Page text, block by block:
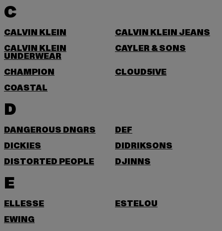
C
CALVIN KLEIN
CALVIN KLEIN JEANS
CALVIN KLEIN
UNDERWEAR
CAYLER & SONS
CHAMPION
CLOUD5IVE
COASTAL
D
DANGEROUS DNGRS
DEF
DICKIES
DIDRIKSONS
DISTORTED PEOPLE
DJINNS
E
ELLESSE
ESTELOU
EWING